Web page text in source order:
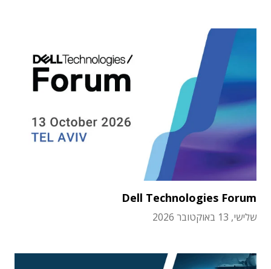
Dell Technologies Forum
שלישי, 13 באוקטובר 2026